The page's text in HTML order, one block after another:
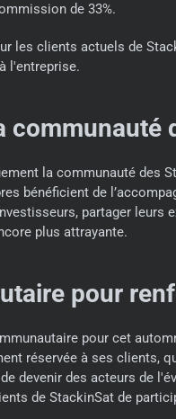
de 33%.
les clients actuels de
l'entreprise.
communauté
la communauté des
bénéficient de
partager
plus attrayante.
pour
pour cet
réservée à ses clients,
devenir des acteurs de
de StackinSat de